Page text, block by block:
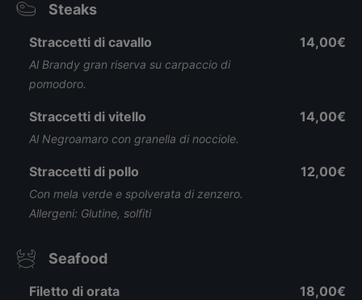
Steaks
Straccetti di cavallo
Al Brandy gran riserva su carpaccio di
pomodoro.
14,00€
Straccetti di vitello
Al Negroamaro con granella di nocciole.
14,00€
Straccetti di pollo
Con mela verde e spolverata di zenzero.
Allergeni: Glutine, solfiti
12,00€
Seafood
Filetto di orata 18,00€